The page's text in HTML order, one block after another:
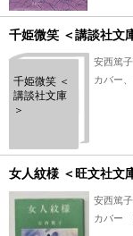
千姫微笑 ＜講談社文
千姫微笑 ＜
講談社文庫
＞
安西篤
カバー
女人紋様 ＜旺文社文
安西篤
カバー